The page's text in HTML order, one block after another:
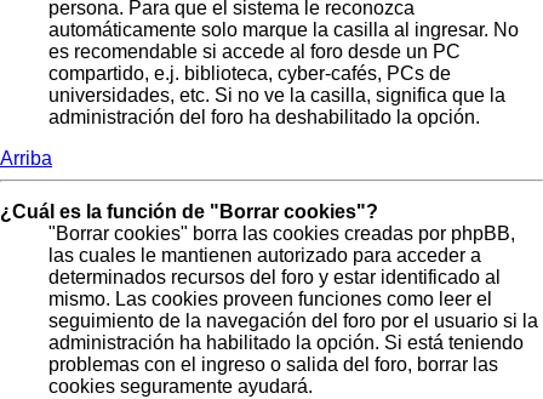
persona. Para que el sistema le reconozca
automáticamente solo marque la casilla al ingresar. No
es recomendable si accede al foro desde un PC
compartido, e.j. biblioteca, cyber-cafés, PCs de
universidades, etc. Si no ve la casilla, significa que la
administración del foro ha deshabilitado la opción.
Arriba
¿Cuál es la función de "Borrar cookies"?
"Borrar cookies" borra las cookies creadas por phpBB,
las cuales le mantienen autorizado para acceder a
determinados recursos del foro y estar identificado al
mismo. Las cookies proveen funciones como leer el
seguimiento de la navegación del foro por el usuario si la
administración ha habilitado la opción. Si está teniendo
problemas con el ingreso o salida del foro, borrar las
cookies seguramente ayudará.